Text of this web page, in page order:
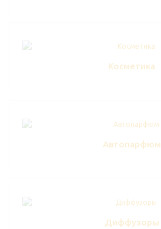
Косметика
Автопарфюм
Диффузоры